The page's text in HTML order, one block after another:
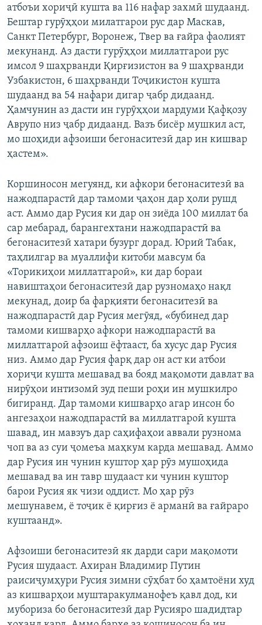
атбоъи хориҷӣ кушта ва 116 нафар захмӣ шудаанд.
Бештар гурӯҳҳои милатгарои рус дар Маскав,
Санкт Петербург, Воронеж, Твер ва ғайра фаолият
мекунанд. Аз дасти гурӯҳҳои миллатгарои рус
имсол 9 шаҳрванди Қирғизистон ва 9 шаҳрванди
Узбакистон, 6 шаҳрванди Тоҷикистон кушта
шудаанд ва 54 нафари дигар ҷабр дидаанд.
Ҳамчунин аз дасти ин гурӯҳҳои мардуми Қафқозу
Аврупо низ ҷабр дидаанд. Вазъ бисёр мушкил аст,
мо шоҳиди афзоиши бегонаситезӣ дар ин кишвар
ҳастем».
Коршиносон мегуянд, ки афкори бегонаситезӣ ва
нажодпарастӣ дар тамоми ҷаҳон дар ҳоли рушд
аст. Аммо дар Русия ки дар он зиёда 100 миллат ба
сар мебарад, барангехтани нажодпарастӣ ва
бегонаситезӣ хатари бузург дорад. Юрий Табак,
таҳлилгар ва муаллифи китоби мавсум ба
«Торикиҳои миллатгароӣ», ки дар бораи
навиштаҳои бегонаситезӣ дар рузномаҳо нақл
мекунад, доир ба фарқияти бегонаситезӣ ва
нажодпарастӣ дар Русия мегӯяд, «бубинед дар
тамоми кишварҳо афкори нажодпарастӣ ва
миллатгароӣ афзоиш ёфтааст, ба хусус дар Русия
низ. Аммо дар Русия фарқ дар он аст ки атбои
хориҷи кушта мешавад ва бояд мақомоти давлат ва
нирӯҳои интизомӣ зуд пеши роҳи ин мушкилро
бигиранд. Дар тамоми кишварҳо агар инсон бо
ангезаҳои нажодпарастӣ ва миллатгароӣ кушта
шавад, ин мавзуъ дар саҳифаҳои аввали рузнома
чоп ва аз суи ҷомеъа маҳкум карда мешавад. Аммо
дар Русия ин чунин куштор ҳар рӯз мушоҳида
мешавад ва ин тавр шудааст ки чунин куштор
барои Русия як чизи оддист. Мо ҳар рӯз
мешунавем, ё тоҷик ё қирғиз ё арманӣ ва ғайраро
куштаанд».
Афзоиши бегонаситезӣ як дарди сари мақомоти
Русия шудааст. Ахиран Владимир Путин
раисиҷумҳури Русия зимни сӯҳбат бо ҳамтоёни худ
аз кишварҳои муштаракулманофеъ қавл дод, ки
мубориза бо бегонаситезӣ дар Русияро шадидтар